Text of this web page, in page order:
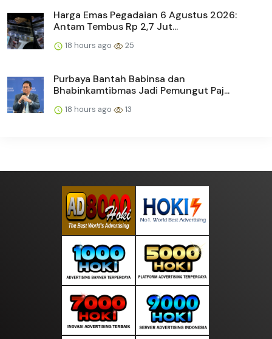
Harga Emas Pegadaian 6 Agustus 2026:
Antam Tembus Rp 2,7 Jut...
18 hours ago 25
Purbaya Bantah Babinsa dan
Bhabinkamtibmas Jadi Pemungut Paj...
18 hours ago 13